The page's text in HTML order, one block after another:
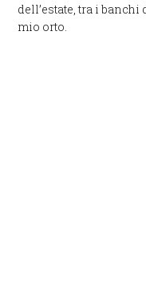
dell’estate, tra i
mio orto.